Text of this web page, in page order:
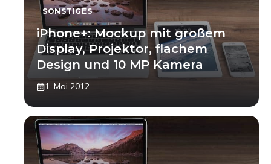
SONSTIGES
iPhone+: Mockup mit großem
Display, Projektor, flachem
Design und 10 MP Kamera
1. Mai 2012